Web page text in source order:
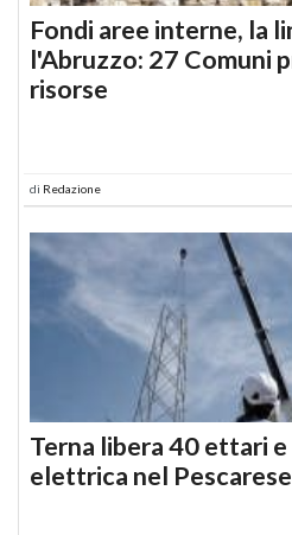
Fondi aree interne, la
l'Abruzzo: 27 Comuni
risorse
di Redazione
Terna libera 40 ettari
elettrica nel Pescarese